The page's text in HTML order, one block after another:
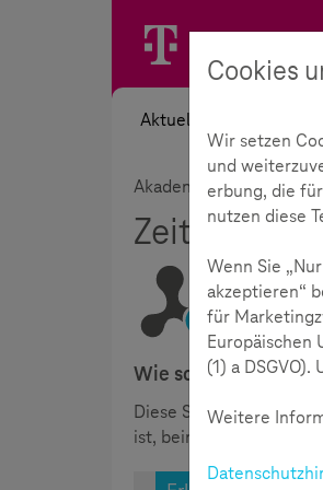
Aktuelles
Akademie Webcasts
Zeiten-
Lesezeit:3
Wie schnell vergeht
Diese Station regt dazu
ist, beim Spielen ein
Cookies
Wir setzen
und
erbung, die
nutzen diese
Wenn Sie
akzeptieren“
für
Europäischen
(1) a
Weitere